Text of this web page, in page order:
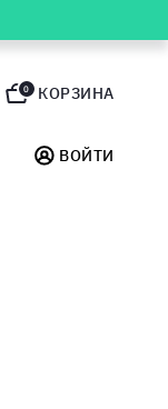
0 КОРЗИНА
ВОЙТИ